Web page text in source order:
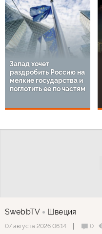
Запад хочет
раздробить Россию на
мелкие государства и
поглотить ее по частям
SwebbTV Швеция
07 августа 2026 06:14 0